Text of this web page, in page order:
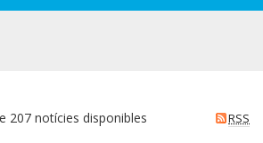
RSS
207 notícies disponibles